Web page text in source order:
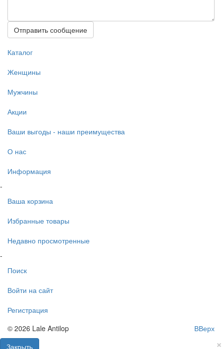
Отправить сообщение
Каталог
Женщины
Мужчины
Акции
Ваши выгоды - наши преимущества
О нас
Информация
-
Ваша корзина
Избранные товары
Недавно просмотренные
-
Поиск
Войти на сайт
Регистрация
ВВерх
© 2026 Lale Antilop
×
Закрыть